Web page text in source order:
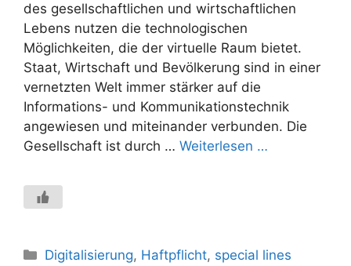
des gesellschaftlichen und wirtschaftlichen
Lebens nutzen die technologischen
Möglichkeiten, die der virtuelle Raum bietet.
Staat, Wirtschaft und Bevölkerung sind in einer
vernetzten Welt immer stärker auf die
Informations- und Kommunikationstechnik
angewiesen und miteinander verbunden. Die
Gesellschaft ist durch … Weiterlesen …
Kategorien
Digitalisierung, Haftpflicht, special lines